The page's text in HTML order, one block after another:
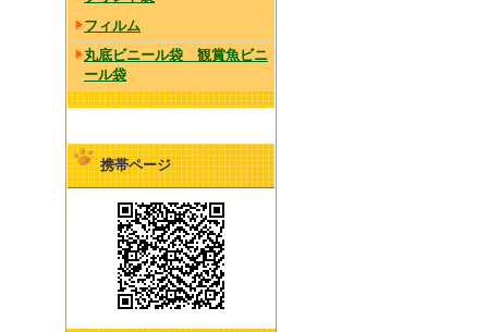
フィルム
丸底ビニール袋 観賞魚ビニ
ール袋
携帯ページ